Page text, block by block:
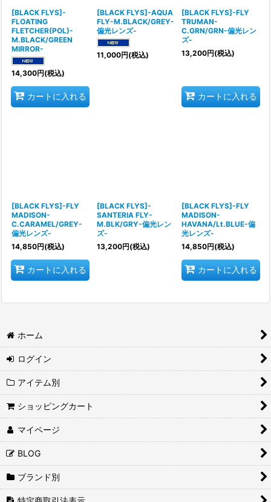
[BLACK FLYS]-
FLOATING
FLETCHER(POL)-
M.BLACK/GREEN
MIRROR-
14,300円(税込)
カートに入れる
[BLACK FLYS]-AQUA
FLY-M.BLACK/GREY-
偏光レンズ-
11,000円(税込)
[BLACK FLYS]-FLY
TRUMAN-
C.GRN/GRN-偏光レン
ズ-
13,200円(税込)
カートに入れる
[BLACK FLYS]-FLY
MADISON-
C.CARAMEL/GREY-
偏光レンズ-
14,850円(税込)
カートに入れる
[BLACK FLYS]-
SANTERIA FLY-
M.BLK/GRY-偏光レン
ズ-
13,200円(税込)
[BLACK FLYS]-FLY
MADISON-
HAVANA/Lt.BLUE-偏
光レンズ-
14,850円(税込)
カートに入れる
ホーム
ログイン
アイテム別
ショッピングカート
マイページ
BLOG
ブランド別